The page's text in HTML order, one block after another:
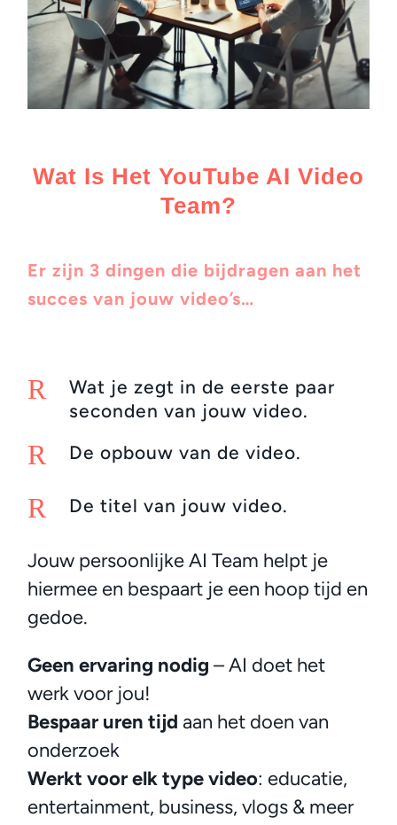
Wat Is Het YouTube AI Video
Team?
Er zijn 3 dingen die bijdragen aan het
succes van jouw video’s…
R
Wat je zegt in de eerste paar
seconden van jouw video.
R De opbouw van de video.
R De titel van jouw video.
Jouw persoonlijke AI Team helpt je
hiermee en bespaart je een hoop tijd en
gedoe.
Geen ervaring nodig – AI doet het
werk voor jou!
Bespaar uren tijd aan het doen van
onderzoek
Werkt voor elk type video: educatie,
entertainment, business, vlogs & meer